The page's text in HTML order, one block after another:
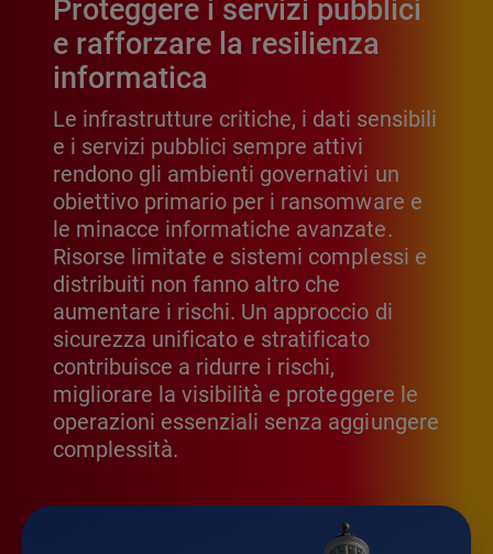
Proteggere i servizi pubblici
e rafforzare la resilienza
informatica
Le infrastrutture critiche, i dati sensibili
e i servizi pubblici sempre attivi
rendono gli ambienti governativi un
obiettivo primario per i ransomware e
le minacce informatiche avanzate.
Risorse limitate e sistemi complessi e
distribuiti non fanno altro che
aumentare i rischi. Un approccio di
sicurezza unificato e stratificato
contribuisce a ridurre i rischi,
migliorare la visibilità e proteggere le
operazioni essenziali senza aggiungere
complessità.